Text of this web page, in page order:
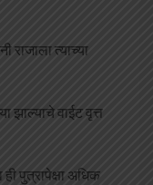
राजाला त्याच्या
झाल्याचे वाईट वृत्त
पुत्रापेक्षा अधिक